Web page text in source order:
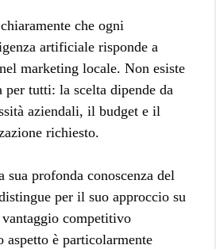
che ogni
artificiale risponde a
marketing locale. Non esiste
per tutti: la scelta dipende da
aziendali, il budget e il
richiesto.
sua profonda conoscenza del
per il suo approccio su
competitivo
è particolarmente